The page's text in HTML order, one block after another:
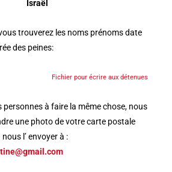
Israël
trouverez les noms prénoms date
des peines:
Fichier pour écrire aux détenues
personnes à faire la même chose, nous
une photo de votre carte postale
l’ envoyer à :